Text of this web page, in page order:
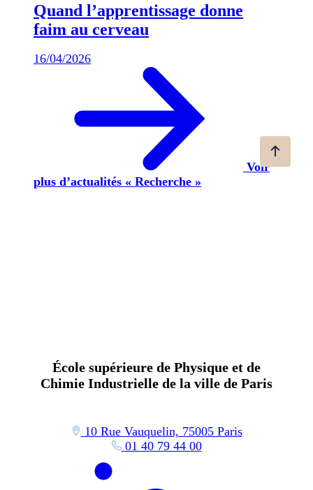
Quand l’apprentissage donne
faim au cerveau
16/04/2026
Voir
plus d’actualités « Recherche »
École supérieure de Physique et de
Chimie Industrielle de la ville de Paris
10 Rue Vauquelin, 75005 Paris
01 40 79 44 00